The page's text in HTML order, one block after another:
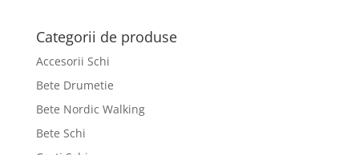
Categorii de produse
Accesorii Schi
Bete Drumetie
Bete Nordic Walking
Bete Schi